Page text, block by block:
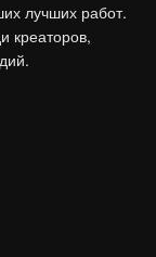
лучших работ.
креаторов,